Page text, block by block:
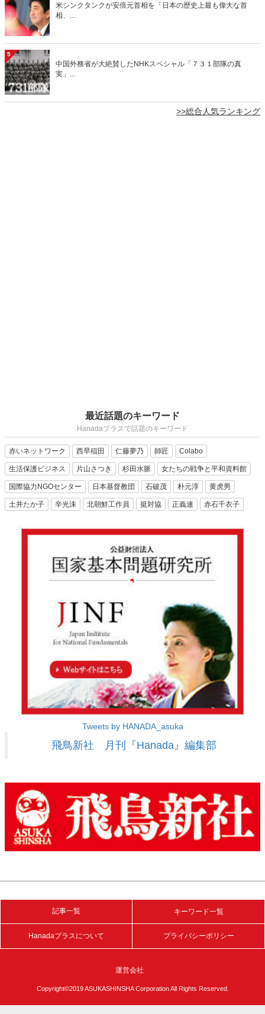
米シンクタンクが安倍元首相を「日本の歴史上最も偉大な首
相、...
5
中国外務省が大絶賛したNHKスペシャル「７３１部隊の真
実」...
>>総合人気ランキング
最近話題のキーワード
Hanadaプラスで話題のキーワード
赤いネットワーク 西早稲田 仁藤夢乃 師匠 Colabo
生活保護ビジネス 片山さつき 杉田水脈 女たちの戦争と平和資料館
国際協力NGOセンター 日本基督教団 石破茂 朴元淳 黄虎男
土井たか子 辛光洙 北朝鮮工作員 挺対協 正義連 赤石千衣子
Tweets by HANADA_asuka
飛鳥新社 月刊『Hanada』編集部
記事一覧 キーワード一覧
Hanadaプラスについて プライバシーポリシー
運営会社
Copyright©2019 ASUKASHINSHA Corporation All Rights Reserved.